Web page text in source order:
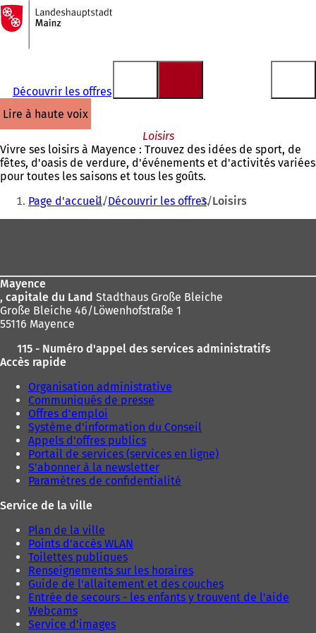
Accéder au contenu
Vers
la
page
d'accueil
Découvrir les offres
lire à haute voix
Loisirs
Vivre ses loisirs à Mayence : Trouvez des idées de sport, de
fêtes, d'oasis de verdure, d'événements et d'activités variées
pour toutes les saisons et tous les goûts.
Vous
êtes
Page d'accueil Découvrir les offres Loisirs
Mayence
, capitale du Land Stadthaus Große Bleiche
Große Bleiche 46/Löwenhofstraße 1
55116 Mayence
115 - Numéro d'appel des services administratifs
Accès rapide
Organisation administrative
Communiqués de presse
Offres d'emploi
Système d'information du Conseil
Appels d'offres publics
Portail de services (services en ligne)
S'abonner à la newsletter
Paramètres de confidentialité
Service de la ville
Plan de la ville
Points d'accès WLAN
Toilettes publiques
Renseignements sur les horaires
Guide de l'allaitement et des couches
Entrée de secours - les enfants y trouvent de l'aide
Webcams
Service d'images